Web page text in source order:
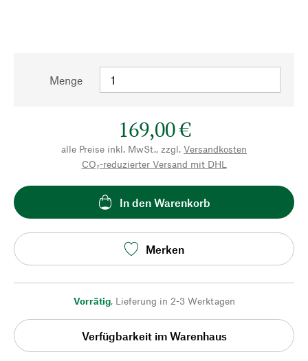
Menge
169,00 €
alle Preise inkl. MwSt., zzgl. Versandkosten
CO₂-reduzierter Versand mit DHL
In den Warenkorb
Merken
Vorrätig, Lieferung in 2-3 Werktagen
Verfügbarkeit im Warenhaus